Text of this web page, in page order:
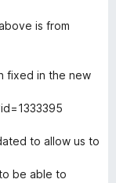
is from
fixed in the new
to allow us to
be able to